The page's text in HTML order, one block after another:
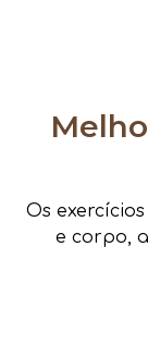
Os
e corpo,